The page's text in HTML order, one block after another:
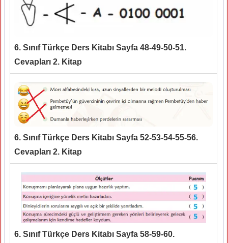
6. Sınıf Türkçe Ders Kitabı Sayfa 48-49-50-51.
Cevapları 2. Kitap
6. Sınıf Türkçe Ders Kitabı Sayfa 52-53-54-55-56.
Cevapları 2. Kitap
6. Sınıf Türkçe Ders Kitabı Sayfa 58-59-60.